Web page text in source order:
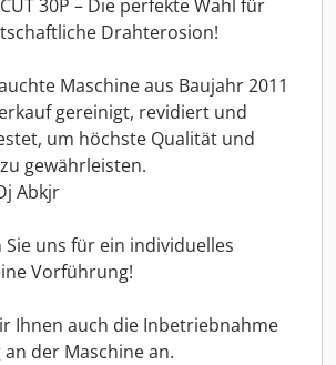
30P – Die perfekte Wahl für
Drahterosion!
Maschine aus Baujahr 2011
gereinigt, revidiert und
um höchste Qualität und
gewährleisten.
Abkjr
uns für ein individuelles
Vorführung!
Ihnen auch die Inbetriebnahme
der Maschine an.